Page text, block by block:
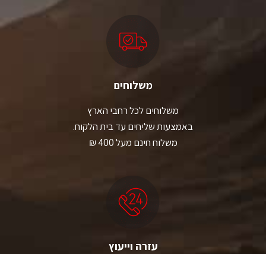
משלוחים
משלוחים לכל רחבי הארץ
באמצעות שליחים עד בית הלקוח.
משלוח חינם מעל 400 ₪
עזרה וייעוץ